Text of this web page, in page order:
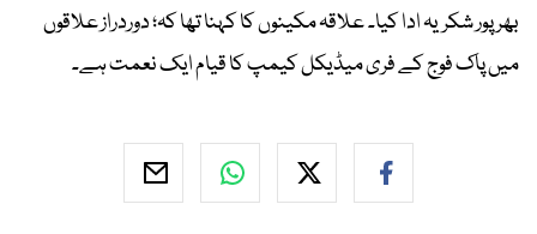
بھر پور شکریہ ادا کیا۔ علاقہ مکینوں کا کہنا تھا کہ؛ دوردراز علاقوں
میں پاک فوج کے فری میڈیکل کیمپ کا قیام ایک نعمت ہے۔